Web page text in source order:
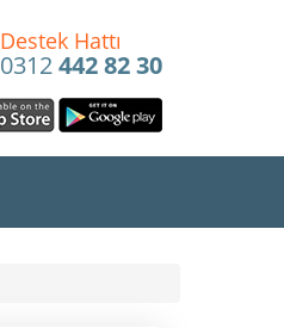
Destek Hattı
0312442 82 30